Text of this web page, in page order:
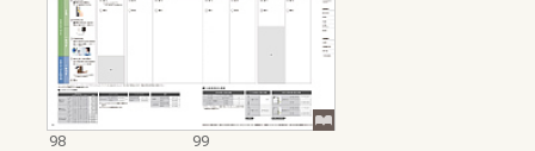
98
99